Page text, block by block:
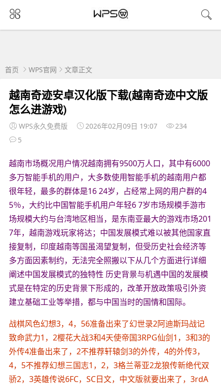
首页 WPS官网 文章正文
越南奇迹安卓汉化版下载(越南奇迹中文版
怎么进游戏)
WPS永久免费版 2026年02月09日 19:07
234
5
越南市场概况用户情况越南拥有9500万人口，其中有6000
多万智能手机的用户，大多数使用智能手机的越南用户都
很年轻，最多的群体是16 24岁，占经常上网的用户群的4
5％，大约比中国智能手机用户年轻6 7岁市场规模手游市
场规模大约与台湾地区相当，是东南亚最大的游戏市场201
7年，越南游戏玩家将达；中国发展模式难以被其他国家直
接复制，印度越南等国虽渴望复制，但受历史社会经济等
多方面因素制约，无法完全照搬以下从几个方面进行详细
阐述中国发展模式的独特性 历史背景与机遇中国的发展模
式是在特定的历史背景下形成的，改革开放政策吸引外资
建立基础工业等举措，都与中国当时的国情和国际。
战棋风色幻想3，4，56准备出来了幻世录2阿迪斯玛战记
致命武力1，2樱花大战3和4天使帝国3RPG仙剑1，3和3的
外传4准备出来了，2不推荐轩辕剑3的外传，4的外传3，
4，5不推荐幻想三国志1，2，3格兰蒂亚2龙狼传新绝代双
骄2，3英雄传说6FC，SC日文，中文版就要出来了，3rdA